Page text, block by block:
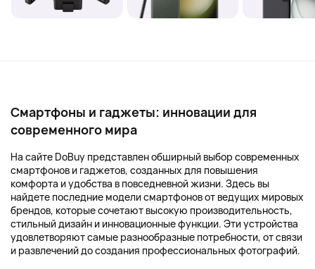
Смартфоны и гаджеты: инновации для
современного мира
На сайте DoBuy представлен обширный выбор современных
смартфонов и гаджетов, созданных для повышения
комфорта и удобства в повседневной жизни. Здесь вы
найдете последние модели смартфонов от ведущих мировых
брендов, которые сочетают высокую производительность,
стильный дизайн и инновационные функции. Эти устройства
удовлетворяют самые разнообразные потребности, от связи
и развлечений до создания профессиональных фотографий.